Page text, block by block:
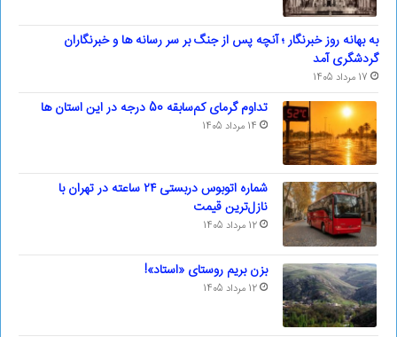
به بهانه روز خبرنگار ؛ آنچه پس از جنگ بر سر رسانه ها و خبرنگاران
گردشگری آمد
17 مرداد 1405
تداوم گرمای کم‌سابقه 50 درجه در این استان ها
14 مرداد 1405
شماره اتوبوس دربستی ۲۴ ساعته در تهران با
نازل‌ترین قیمت
12 مرداد 1405
بزن بریم روستای «استاد»!
12 مرداد 1405